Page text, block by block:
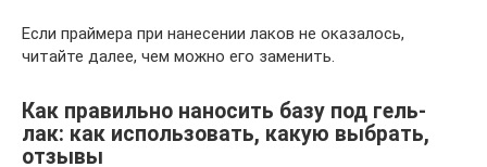
Если праймера при нанесении лаков не оказалось,
читайте далее, чем можно его заменить.
Как правильно наносить базу под гель-
лак: как использовать, какую выбрать,
отзывы